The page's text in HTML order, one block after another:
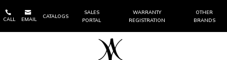

CALL

EMAIL
CATALOGS
SALES
PORTAL
WARRANTY
REGISTRATION
OTHER
BRANDS